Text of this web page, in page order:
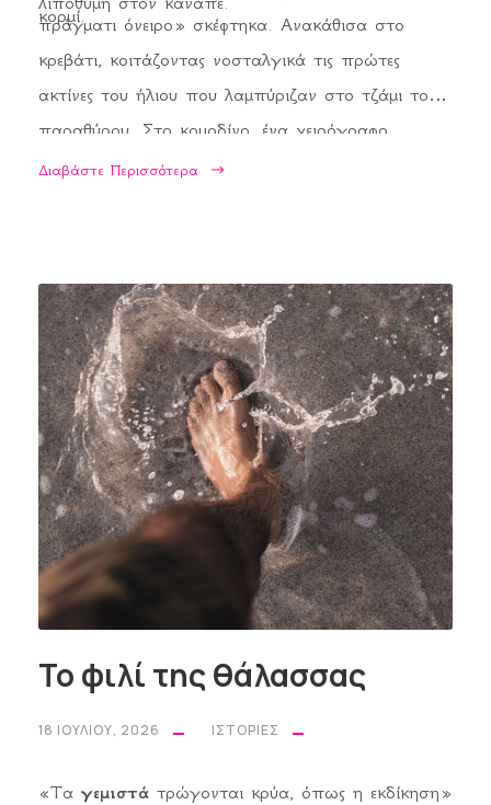
κορμί.
πράγματι όνειρο» σκέφτηκα. Ανακάθισα στο
κρεβάτι, κοιτάζοντας νοσταλγικά τις πρώτες
ακτίνες του ήλιου που λαμπύριζαν στο τζάμι του
παραθύρου. Στο κομοδίνο, ένα χειρόγραφο,
γραμμένο με τα δικά μου γράμματα, είχε στην
Διαβάστε Περισσότερα
Το φιλί της θάλασσας
18 ΙΟΥΛΊΟΥ, 2026 ΙΣΤΟΡΊΕΣ
«Τα γεμιστά τρώγονται κρύα, όπως η εκδίκηση»